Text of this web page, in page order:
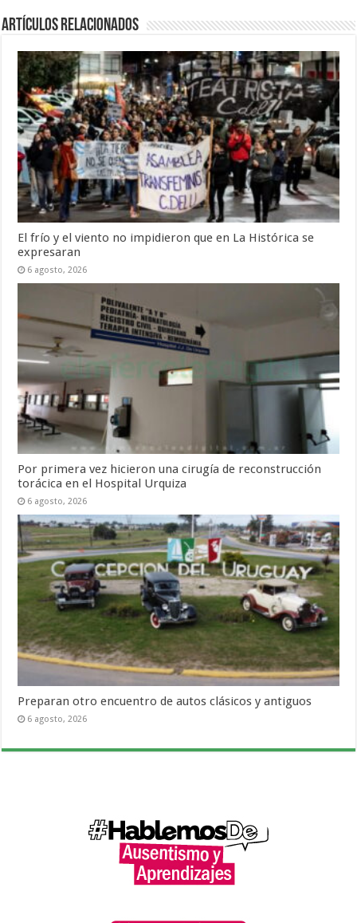
Artículos Relacionados
El frío y el viento no impidieron que en La Histórica se
expresaran
6 agosto, 2026
Por primera vez hicieron una cirugía de reconstrucción
torácica en el Hospital Urquiza
6 agosto, 2026
Preparan otro encuentro de autos clásicos y antiguos
6 agosto, 2026